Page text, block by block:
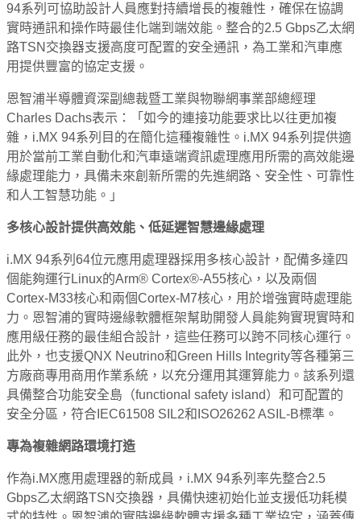
94系列可協助設計人員應對持續增長的複雜性，確保在協調
實時通訊和操作時最佳化端到端效能。整合的2.5 Gbps乙太網
路TSN交換器支援高度可配置的安全通訊，為工業和汽車應
用提供豐富的協定支援。
恩智浦半導體資深副總裁暨工業與物聯網事業部總經理
Charles Dachs表示：「如今的連接功能要求比以往更加複
雜，i.MX 94系列目的在簡化這種複雜性。i.MX 94系列提供適
用於當前工業自動化和汽車遠端資訊處理應用所需的高效能邊
緣處理能力，具備未來創新所需的先進網路、安全性、可靠性
和人工智慧功能。」
多核心設計提供高效能、低延遲智慧邊緣處理
i.MX 94系列64位元應用處理器採用多核心設計，配備多達四
個能夠運行Linux的Arm® Cortex®-A55核心，以及兩個
Cortex-M33核心和兩個Cortex-M7核心，用於增強實時處理能
力。恩智浦的實時邊緣軟體框架幫助開發人員能夠實現實時和
應用級任務的最佳組合設計，這些任務可以跨不同核心運行。
此外，也支援QNX Neutrino和Green Hills Integrity等各種第三
方廠商專用商用作業系統，以充分運用其運算能力。該系列還
具備整合功能安全島（functional safety island）和可配置的
安全分區，符合IEC61508 SIL2和ISO26262 ASIL-B標準。
專為複雜網路環境打造
作為i.MX應用處理器的新成員，i.MX 94系列率先整合2.5
Gbps乙太網路TSN交換器，具備快速初始化並支援低功耗模